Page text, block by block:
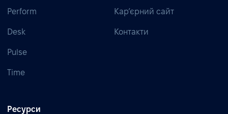
Perform
Desk
Pulse
Time
Кар’єрний сайт
Контакти
Ресурси